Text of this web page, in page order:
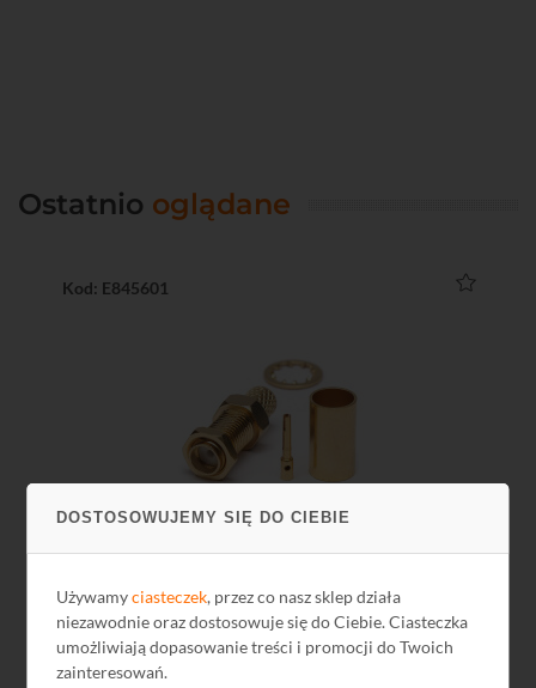
DOSTOSOWUJEMY SIĘ DO CIEBIE
Używamyciasteczek, przez co nasz sklep działa
niezawodnie oraz dostosowuje się do Ciebie. Ciasteczka
umożliwiają dopasowanie treści i promocji do Twoich
zainteresowań.
Ostatnio oglądane
Kod: E845601
11,25 zł
9,15 zł netto